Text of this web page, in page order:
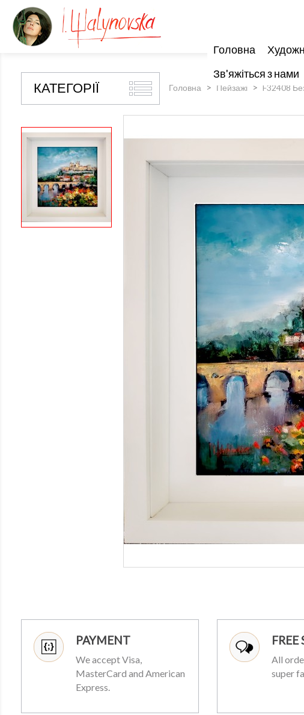
Головна
Зв'яжіться з нами
КАТЕГОРІЇ Головна Пейзажі F32408
PAYMENT
We accept Visa,
MasterCard and American
Express.
All
super